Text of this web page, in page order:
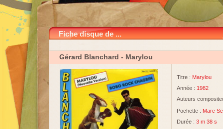
Fiche disque de ...
Gérard Blanchard - Marylou
Titre : Marylou
Année : 1982
Auteurs
Pochette : Marc
Durée : 3 m 38 s